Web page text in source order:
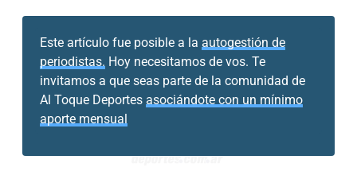
Este artículo fue posible a la autogestión de
periodistas. Hoy necesitamos de vos. Te
invitamos a que seas parte de la comunidad de
Al Toque Deportes asociándote con un mínimo
aporte mensual